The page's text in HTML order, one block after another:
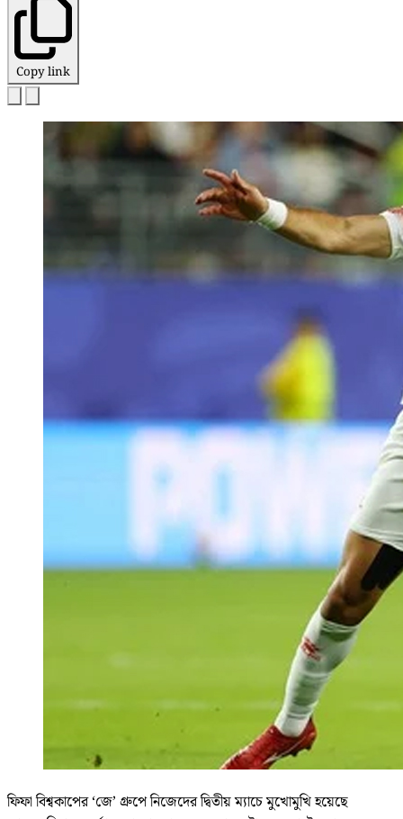
Copy link
ফিফা বিশ্বকাপের ‘জে’ গ্রুপে নিজেদের দ্বিতীয় ম্যাচে মুখোমুখি হয়েছে